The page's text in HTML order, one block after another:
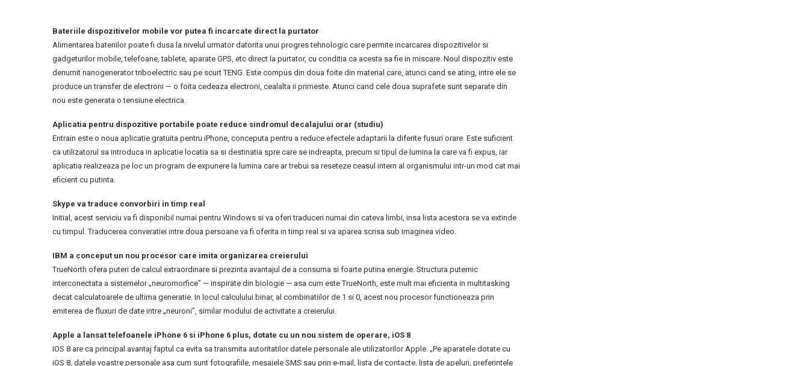
Bateriile dispozitivelor mobile vor putea fi incarcate direct la purtator
Alimentarea bateriilor poate fi dusa la nivelul urmator datorita unui progres tehnologic care permite incarcarea dispozitivelor si
gadgeturilor mobile, telefoane, tablete, aparate GPS, etc direct la purtator, cu conditia ca acesta sa fie in miscare. Noul dispozitiv este
denumit nanogenerator triboelectric sau pe scurt TENG. Este compus din doua foite din material care, atunci cand se ating, intre ele se
produce un transfer de electroni — o foita cedeaza electroni, cealalta ii primeste. Atunci cand cele doua suprafete sunt separate din
nou este generata o tensiune electrica.
Aplicatia pentru dispozitive portabile poate reduce sindromul decalajului orar (studiu)
Entrain este o noua aplicatie gratuita pentru iPhone, conceputa pentru a reduce efectele adaptarii la diferite fusuri orare. Este suficient
ca utilizatorul sa introduca in aplicatie locatia sa si destinatia spre care se indreapta, precum si tipul de lumina la care va fi expus, iar
aplicatia realizeaza pe loc un program de expunere la lumina care ar trebui sa reseteze ceasul intern al organismului intr-un mod cat mai
eficient cu putinta.
Skype va traduce convorbiri in timp real
Initial, acest serviciu va fi disponibil numai pentru Windows si va oferi traduceri numai din cateva limbi, insa lista acestora se va extinde
cu timpul. Traducerea converatiei intre doua persoane va fi oferita in timp real si va aparea scrisa sub imaginea video.
IBM a conceput un nou procesor care imita organizarea creierului
TrueNorth ofera puteri de calcul extraordinare si prezinta avantajul de a consuma si foarte putina energie. Structura puternic
interconectata a sistemelor „neuromorfice” — inspirate din biologie — asa cum este TrueNorth, este mult mai eficienta in multitasking
decat calculatoarele de ultima generatie. In locul calculului binar, al combinatiilor de 1 si 0, acest nou procesor functioneaza prin
emiterea de fluxuri de date intre „neuroni”, similar modului de activitate a creierului.
Apple a lansat telefoanele iPhone 6 si iPhone 6 plus, dotate cu un nou sistem de operare, iOS 8
IOS 8 are ca principal avantaj faptul ca evita sa transmita autoritatilor datele personale ale utilizatorilor Apple. „Pe aparatele dotate cu
iOS 8, datele voastre personale asa cum sunt fotografiile, mesajele SMS sau prin e-mail, lista de contacte, lista de apeluri, preferintele